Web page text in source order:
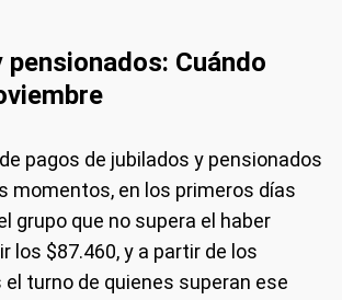
Cuándo
pagos de jubilados y pensionados
momentos, en los primeros días
grupo que no supera el haber
los $87.460, y a partir de los
turno de quienes superan ese